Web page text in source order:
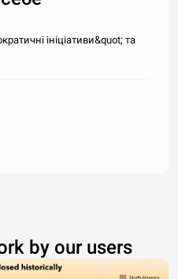
ініціативи&quot; та
by our users